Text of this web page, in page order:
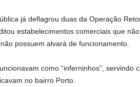
já deflagrou duas da Operação
estabelecimentos comerciais que
possuem alvará de funcionamento.
como “inferninhos”, servindo
no bairro Porto.